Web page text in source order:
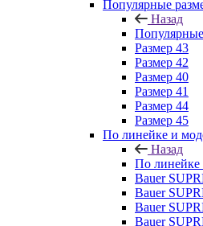
Популярные
Назад
Размер 43
Размер 42
Размер 40
Размер 41
Размер 44
Размер 45
По линейке и
Назад
По линейке
Bauer
Bauer
Bauer
Bauer